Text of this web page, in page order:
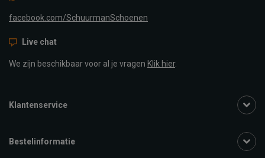
facebook.com/SchuurmanSchoenen
Live chat
We zijn beschikbaar voor al je vragen Klik hier.
Klantenservice
Bestelinformatie